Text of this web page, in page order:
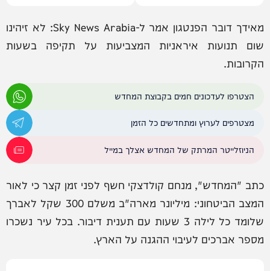
מאידך דובר הפנטגון אמר ל-Sky News Arabia: לא זיהינו
שום תנועות איראניות המצביעות על תקיפה בשעות
הקרובות.
הצטרפו לעדכונים חמים בקבוצת המחדש
מצטרפים לערוץ ומתחדשים כל הזמן
הניוזלייטר המרתק של המחדש אצלך במייל
כתב "המחדש", מנחם קולדצקי חשף לפני זמן קצר כי לאור
המצב הביטחוני: מיליונר מארה"ב משלם 300 שקל לאברך
שלומד כל לילה 3 שעות עם תענית דיבור. בכל עיר נשכרו
מספר אברכים לעיבוי ההגנה על הארץ.